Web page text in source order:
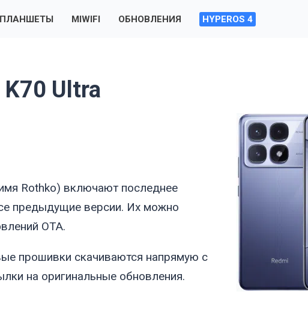
ПЛАНШЕТЫ MIWIFI ОБНОВЛЕНИЯ HYPEROS 4
Ultra
Rothko) включают последнее
предыдущие версии. Их можно
OTA.
прошивки скачиваются напрямую с
на оригинальные обновления.